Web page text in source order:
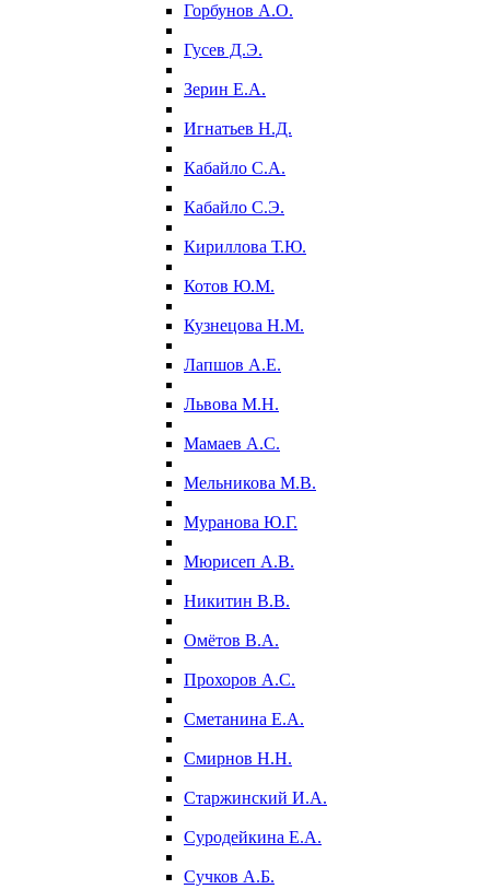
Горбунов А.О.
Гусев Д.Э.
Зерин Е.А.
Игнатьев Н.Д.
Кабайло С.А.
Кабайло С.Э.
Кириллова Т.Ю.
Котов Ю.М.
Кузнецова Н.М.
Лапшов А.Е.
Львова М.Н.
Мамаев А.С.
Мельникова М.В.
Муранова Ю.Г.
Мюрисеп А.В.
Никитин В.В.
Омётов В.А.
Прохоров А.С.
Сметанина Е.А.
Смирнов Н.Н.
Старжинский И.А.
Суродейкина Е.А.
Сучков А.Б.